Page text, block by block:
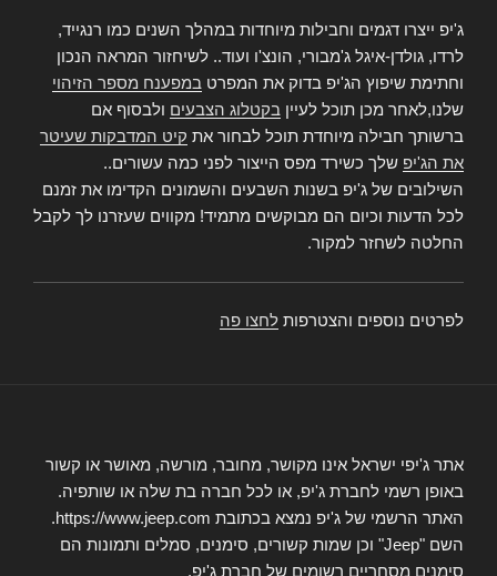
ג'יפ ייצרו דגמים וחבילות מיוחדות במהלך השנים כמו רנגייד,
לרדו, גולדן-איגל ג'מבורי, הונצ'ו ועוד.. לשיחזור המראה הנכון
וחתימת שיפוץ הג'יפ בדוק את המפרט במפענח מספר הזיהוי
שלנו,לאחר מכן תוכל לעיין בקטלוג הצבעים ולבסוף אם
ברשותך חבילה מיוחדת תוכל לבחור את קיט המדבקות שעיטר
את הג'יפ שלך כשירד מפס הייצור לפני כמה עשורים..
השילובים של ג'יפ בשנות השבעים והשמונים הקדימו את זמנם
לכל הדעות וכיום הם מבוקשים מתמיד! מקווים שעזרנו לך לקבל
החלטה לשחזר למקור.
לפרטים נוספים והצטרפות לחצו פה
אתר ג'יפי ישראל אינו מקושר, מחובר, מורשה, מאושר או קשור
באופן רשמי לחברת ג'יפ, או לכל חברה בת שלה או שותפיה.
האתר הרשמי של ג'יפ נמצא בכתובת https://www.jeep.com.
השם "Jeep" וכן שמות קשורים, סימנים, סמלים ותמונות הם
סימנים מסחריים רשומים של חברת ג'יפ.